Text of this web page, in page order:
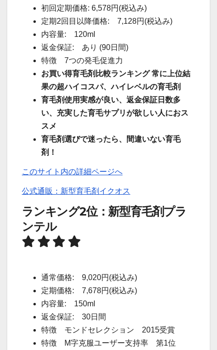
初回定期価格: 6,578円(税込み)
定期2回目以降価格: 7,128円(税込み)
内容量: 120ml
返金保証: あり (90日間)
特徴 7つの発毛促進力
お買い得育毛剤比較ランキング 常に上位結
果の超ハイコスパ、ハイレベルの育毛剤
育毛剤使用実感が良い、返金保証日数多
い、充実した育毛サプリが欲しい人におス
スメ
育毛剤選びで迷ったら、間違いない育毛
剤！
このサイト内の詳細ページへ
公式通販：新型育毛剤イクオス
ランキング2位：新型育毛剤プラ
ンテル
通常価格: 9,020円(税込み)
定期価格: 7,678円(税込み)
内容量: 150ml
返金保証: 30日間
特徴 モンドセレクション 2015受賞
特徴 M字克服ユーザー支持率 第1位